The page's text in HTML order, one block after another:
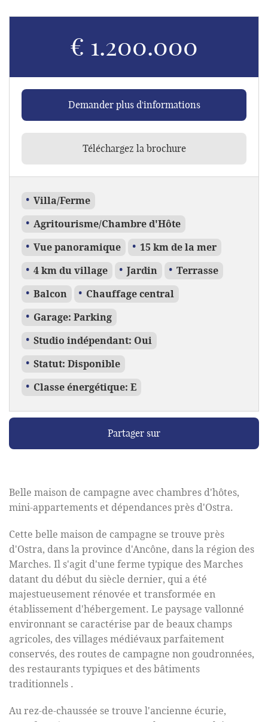
€ 1.200.000
Demander plus d'informations
Téléchargez la brochure
Villa/Ferme
Agritourisme/Chambre d'Hôte
Vue panoramique 15 km de la mer
4 km du village Jardin Terrasse
Balcon Chauffage central
Garage: Parking
Studio indépendant: Oui
Statut: Disponible
Classe énergétique: E
Partager sur
Belle maison de campagne avec chambres d'hôtes,
mini-appartements et dépendances près d'Ostra.
Cette belle maison de campagne se trouve près
d'Ostra, dans la province d'Ancône, dans la région des
Marches. Il s'agit d'une ferme typique des Marches
datant du début du siècle dernier, qui a été
majestueusement rénovée et transformée en
établissement d'hébergement. Le paysage vallonné
environnant se caractérise par de beaux champs
agricoles, des villages médiévaux parfaitement
conservés, des routes de campagne non goudronnées,
des restaurants typiques et des bâtiments
traditionnels .
Au rez-de-chaussée se trouve l'ancienne écurie,